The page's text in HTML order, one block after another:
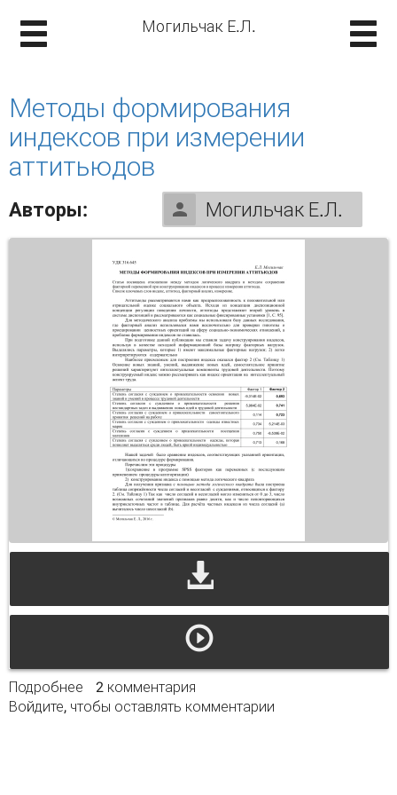
Могильчак Е.Л.
Методы формирования
индексов при измерении
аттитьюдов
Авторы: Могильчак Е.Л.
Подробнее о Методы формирования индексов при
измерении аттитьюдов
2 комментария
Войдите, чтобы оставлять комментарии